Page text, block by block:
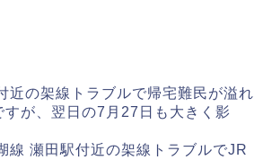
近の架線トラブルで帰宅難民が溢れ
すが、翌日の7月27日も大きく影
線 瀬田駅付近の架線トラブルでJR